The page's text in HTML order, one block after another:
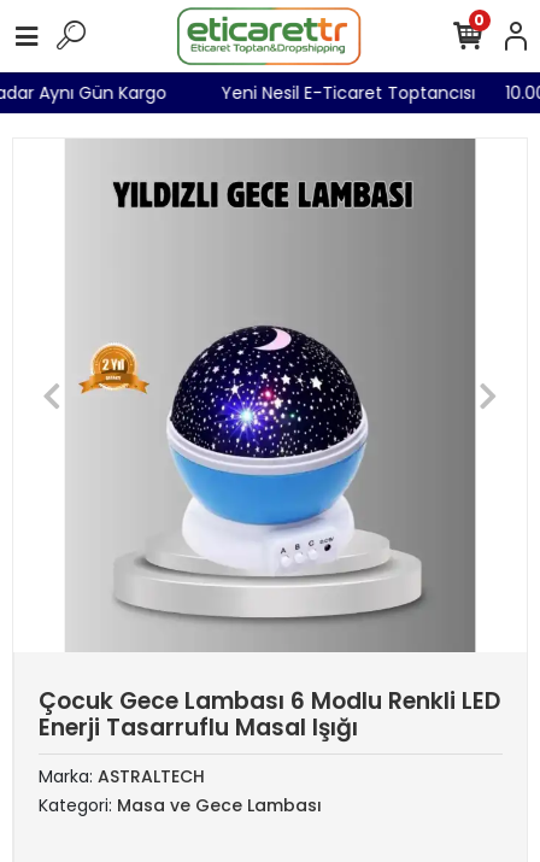
Aynı Gün Kargo Yeni Nesil E-Ticaret Toptancısı
0
Çocuk Gece Lambası 6 Modlu Renkli LED
Enerji Tasarruflu Masal Işığı
Marka: ASTRALTECH
Kategori: Masa ve Gece Lambası